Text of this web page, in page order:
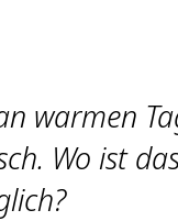
warmen
Wo ist